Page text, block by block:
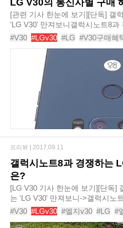
LG V30의 통신사별 구매
[관련 기사 한눈에 보기][단독] 갤
'LG V30' 만져보니갤럭시노트8과
은?-> LG V30의 통신사별 구매
트8 vs V30, 실제 사용하며 성능
#V30 #LGv30 #LG #V30구매혜
#V30선택약정할인 #공시지원금
#중고폰가격보장프로그램
#제휴
갤럭시노트8과 경쟁하는
은?
[LG V30 기사 한눈에 보기][단독]
는 'LG V30' 만져보니->갤럭시노
기능은?갤럭시노트8 vs V30, 실
찢은 'LG V30', 출시 전 자세히 살
#V30 #LGv30 #엘지v30 #LG #
#갤럭시노트8 #삼성갤럭시노트8
프리뷰 | 2017.09.11